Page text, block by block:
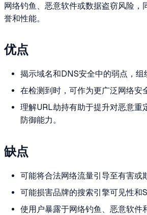
网络钓鱼、恶意软件或数据盗窃风险，
誉和性能。
优点
揭示域名和DNS安全中的弱点，组
在检测到时，可作为更广泛网络安
理解URL劫持有助于提升对恶意重
防御能力。
缺点
可能将合法网络流量引导至有害或
可能损害品牌的搜索引擎可见性和
使用户暴露于网络钓鱼、恶意软件